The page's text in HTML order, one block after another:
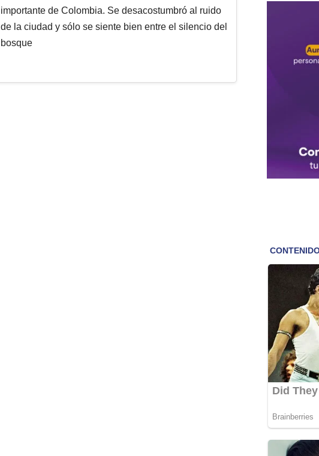
importante de Colombia. Se desacostumbró al ruido
de la ciudad y sólo se siente bien entre el silencio del
bosque